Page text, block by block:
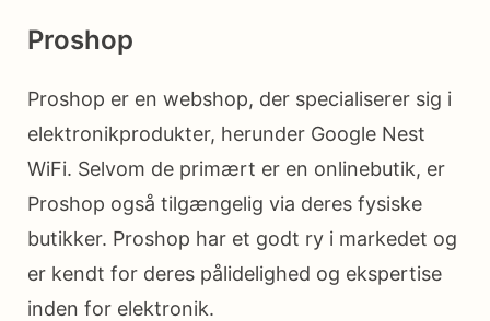
Proshop
Proshop er en webshop, der specialiserer sig i
elektronikprodukter, herunder Google Nest
WiFi. Selvom de primært er en onlinebutik, er
Proshop også tilgængelig via deres fysiske
butikker. Proshop har et godt ry i markedet og
er kendt for deres pålidelighed og ekspertise
inden for elektronik.